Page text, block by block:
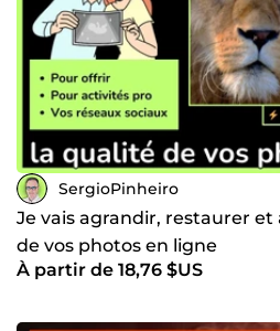
professionnelles, sans tracas.
services ? Service rapide :
délais courts. Résultats
soignée pour chaque photo.
soit pour un usage personnel ou
à vos attentes. Je vous invite à
me contacter pour toute demande
de vous aider à sublimer vos
SergioPinheiro
Je vais agrandir, restaurer
de vos photos en ligne
À partir de 18,76 $US